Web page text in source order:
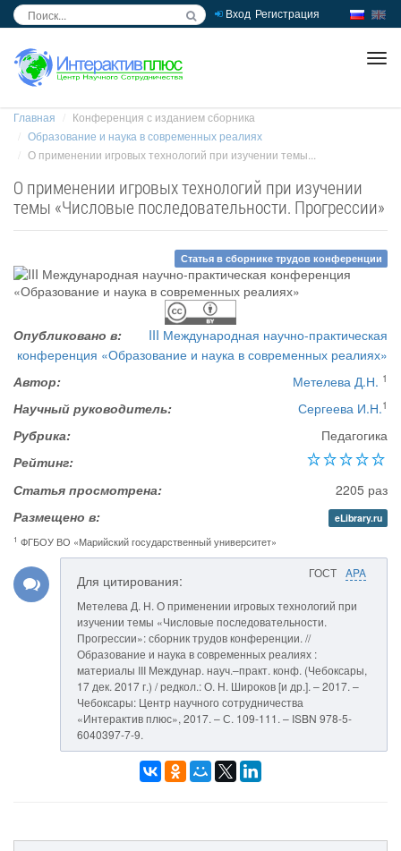
Вход Регистрация
Главная
Конференция с изданием сборника
Образование и наука в современных реалиях
О применении игровых технологий при изучении темы...
О применении игровых технологий при изучении
темы «Числовые последовательности. Прогрессии»
Статья в сборнике трудов конференции
Опубликовано в:
III Международная научно-практическая
конференция «Образование и наука в современных реалиях»
Автор:
Метелева Д.Н. 1
Научный руководитель: Сергеева И.Н.1
Рубрика:
Педагогика
Рейтинг:
Статья просмотрена:
2205 раз
Размещено в:
eLibrary.ru
1 ФГБОУ ВО «Марийский государственный университет»
ГОСТ APA
Для цитирования:
Метелева Д. Н. О применении игровых технологий при
изучении темы «Числовые последовательности.
Прогрессии»: сборник трудов конференции. //
Образование и наука в современных реалиях :
материалы III Междунар. науч.–практ. конф. (Чебоксары,
17 дек. 2017 г.) / редкол.: О. Н. Широков [и др.]. – 2017. –
Чебоксары: Центр научного сотрудничества
«Интерактив плюс», 2017. – С. 109-111. – ISBN 978-5-
6040397-7-9.